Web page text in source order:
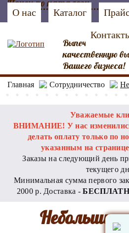
О нас Каталог
Выпечка №1 Мы
качественную
Вашего бизнеса!
Главная Сотрудничество
Уважаемые
ВНИМАНИЕ! У нас
делать оплату только по
указанным на
Заказы на следующий день
текущего
Минимальная сумма первого
2000 р. Доставка -
Небольшие